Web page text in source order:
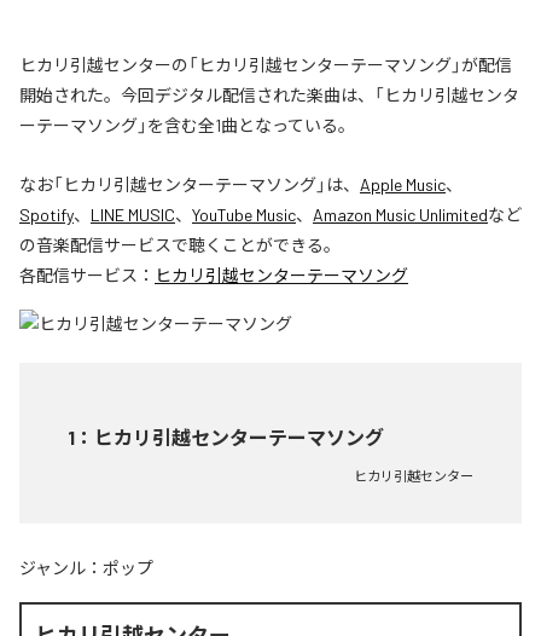
ヒカリ引越センターの「ヒカリ引越センターテーマソング」が配信
開始された。今回デジタル配信された楽曲は、「ヒカリ引越センタ
ーテーマソング」を含む全1曲となっている。
なお「ヒカリ引越センターテーマソング」は、 Apple Music、
Spotify、 LINE MUSIC、 YouTube Music、 Amazon Music Unlimitedなど
の音楽配信サービスで聴くことができる。
各配信サービス： ヒカリ引越センターテーマソング
1 ： ヒカリ引越センターテーマソング
ヒカリ引越センター
ジャンル： ポップ